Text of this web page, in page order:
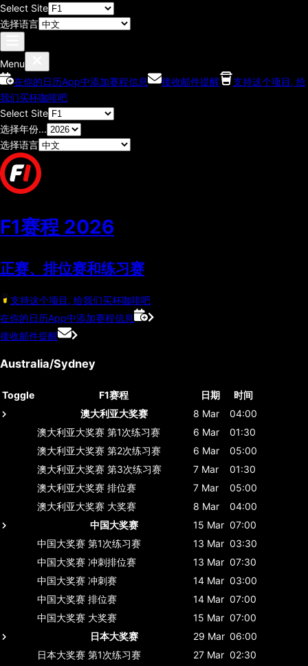
Select Site
选择语言
Menu
在你的日历App中添加赛程信息
接收邮件提醒
支持这个项目, 给
我们买杯咖啡吧
Select Site
选择年份...
选择语言
F1赛程 2026
正赛、排位赛和练习赛
支持这个项目, 给我们买杯咖啡吧
在你的日历App中添加赛程信息
接收邮件提醒
Australia/Sydney
Toggle F1赛程 日期
时间
澳大利亚大奖赛
8 Mar
04:00
澳大利亚大奖赛 第1次练习赛 6 Mar
01:30
澳大利亚大奖赛 第2次练习赛 6 Mar
05:00
澳大利亚大奖赛 第3次练习赛 7 Mar
01:30
澳大利亚大奖赛 排位赛 7 Mar
05:00
澳大利亚大奖赛 大奖赛 8 Mar
04:00
中国大奖赛
15 Mar 07:00
中国大奖赛 第1次练习赛 13 Mar 03:30
中国大奖赛 冲刺排位赛 13 Mar 07:30
中国大奖赛 冲刺赛 14 Mar 03:00
中国大奖赛 排位赛 14 Mar 07:00
中国大奖赛 大奖赛 15 Mar 07:00
日本大奖赛
29 Mar 06:00
日本大奖赛 第1次练习赛 27 Mar 02:30